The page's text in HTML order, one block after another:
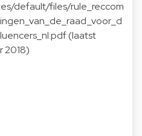
default/files/rule_reccom
(laatst
2018)